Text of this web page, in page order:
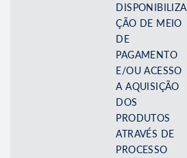
DISPONIBILIZA
ÇÃO DE MEIO
DE
PAGAMENTO
E/OU ACESSO
A AQUISIÇÃO
DOS
PRODUTOS
ATRAVÉS DE
PROCESSO